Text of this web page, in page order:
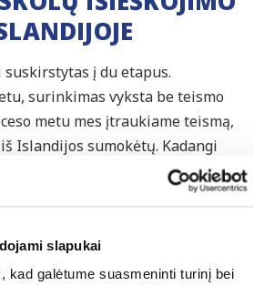
slapukai
kad galėtume suasmeninti turinį bei
į du etapus.
surinkimas vyksta be teismo
metu mes įtraukiame teismą,
Islandijos sumokėtų. Kadangi
kontora, mes galime jums padėti
dauguma skolų išieškojimo